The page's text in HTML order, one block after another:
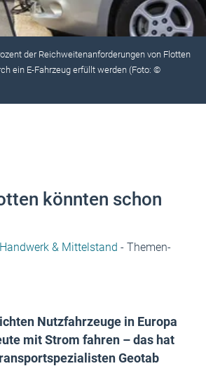
der Reichweitenanforderungen von Flotten
ein E-Fahrzeug erfüllt werden (Foto: ©
könnten schon
& Mittelstand - Themen-
Nutzfahrzeuge in Europa
mit Strom fahren – das hat
Geotab